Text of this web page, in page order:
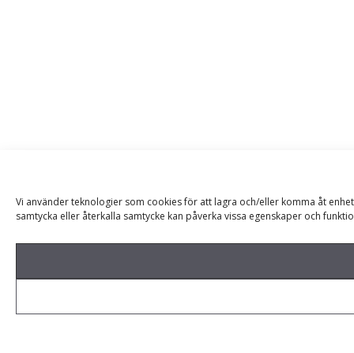
Vi använder teknologier som cookies för att lagra och/eller komma åt
samtycka eller återkalla samtycke kan påverka vissa egenskaper och